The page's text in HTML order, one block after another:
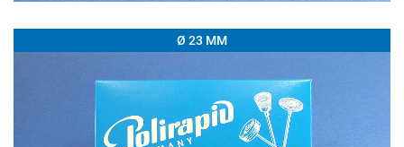
Ø 23 MM